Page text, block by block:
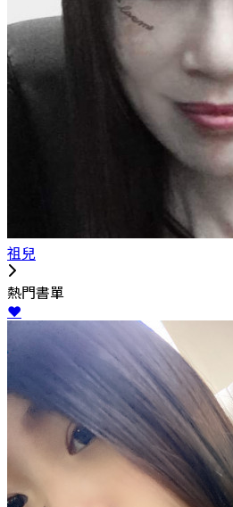
祖兒
熱門書單
❤️